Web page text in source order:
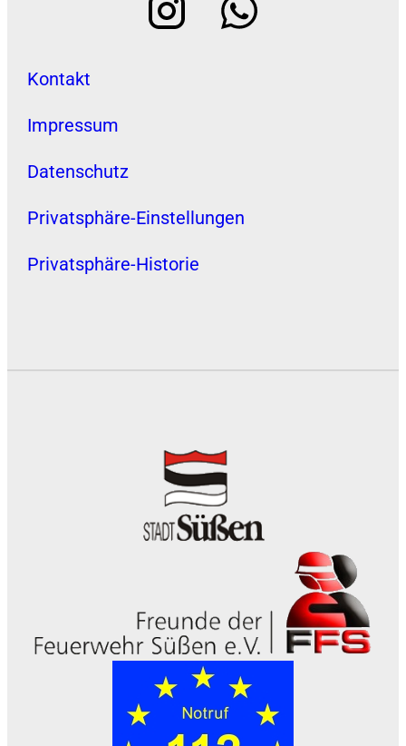
Kontakt
Impressum
Datenschutz
Privatsphäre-Einstellungen
Privatsphäre-Historie